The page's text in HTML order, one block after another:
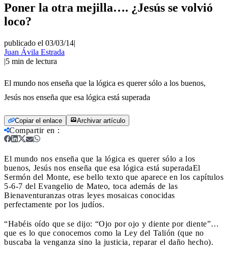
Poner la otra mejilla…. ¿Jesús se volvió
loco?
publicado el 03/03/14|
Juan Ávila Estrada
|5 min de lectura
El mundo nos enseña que la lógica es querer sólo a los buenos,
Jesús nos enseña que esa lógica está superada
Copiar el enlace Archivar artículo
Compartir en :
El mundo nos enseña que la lógica es querer sólo a los
buenos, Jesús nos enseña que esa lógica está superadaEl
Sermón del Monte, ese bello texto que aparece en los capítulos
5-6-7 del Evangelio de Mateo, toca además de las
Bienaventuranzas otras leyes mosaicas conocidas
perfectamente por los judíos.
“Habéis oído que se dijo: “Ojo por ojo y diente por diente”…
que es lo que conocemos como la Ley del Talión (que no
buscaba la venganza sino la justicia, reparar el daño hecho).